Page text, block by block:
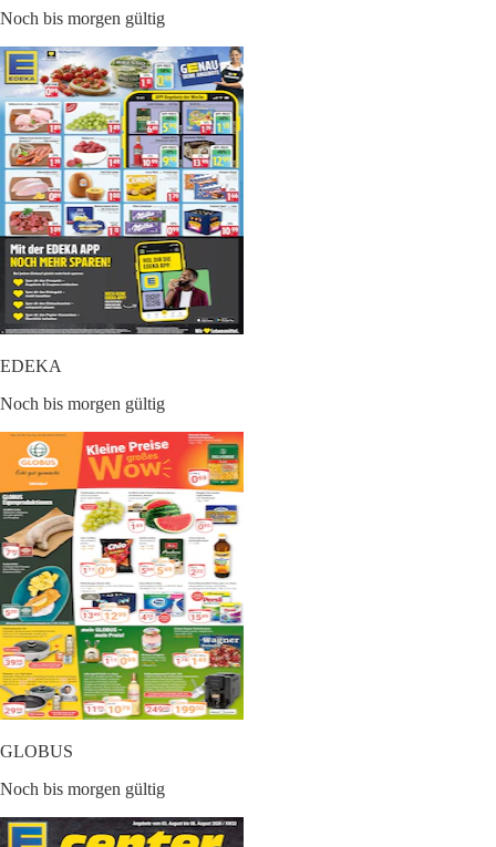
Noch bis morgen gültig
EDEKA
Noch bis morgen gültig
GLOBUS
Noch bis morgen gültig